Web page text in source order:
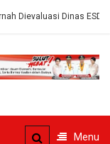
Dinas ESDM
Menu